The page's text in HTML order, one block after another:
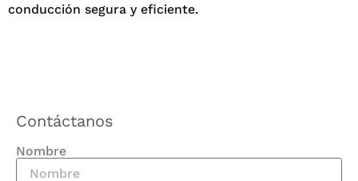
conducción segura y eficiente.
Contáctanos
Nombre